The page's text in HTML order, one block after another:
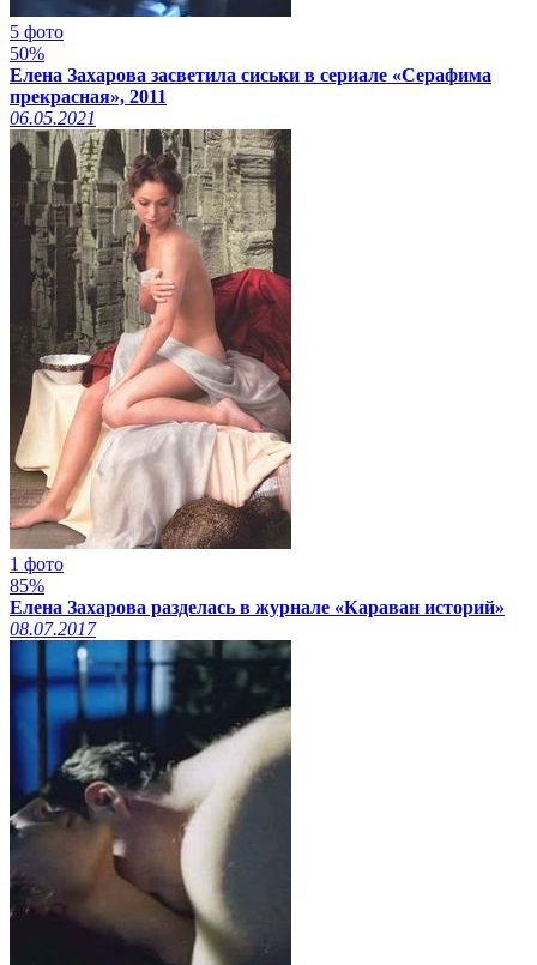
5 фото
50%
Елена Захарова засветила сиськи в сериале «Серафима
прекрасная», 2011
06.05.2021
1 фото
85%
Елена Захарова разделась в журнале «Караван историй»
08.07.2017